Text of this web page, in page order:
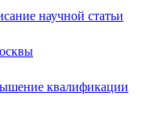
научной статьи
квалификации